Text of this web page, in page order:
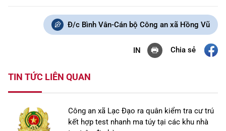
Đ/c Bình Vân-Cán bộ Công an xã Hồng Vũ
IN Chia sẻ
TIN TỨC LIÊN QUAN
Công an xã Lạc Đạo ra quân kiểm tra cư trú
kết hợp test nhanh ma túy tại các khu nhà